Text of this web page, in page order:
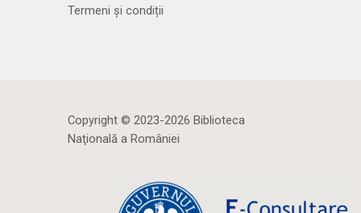
Termeni și condiții
Copyright © 2023-2026 Biblioteca
Naţională a României